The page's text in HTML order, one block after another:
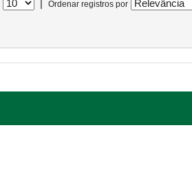
| Ordenar registros por